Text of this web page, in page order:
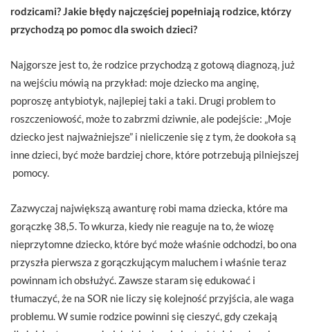
rodzicami? Jakie błędy najczęściej popełniają rodzice, którzy
przychodzą po pomoc dla swoich dzieci?
Najgorsze jest to, że rodzice przychodzą z gotową diagnozą, już
na wejściu mówią na przykład: moje dziecko ma anginę,
poproszę antybiotyk, najlepiej taki a taki. Drugi problem to
roszczeniowość, może to zabrzmi dziwnie, ale podejście: „Moje
dziecko jest najważniejsze” i nieliczenie się z tym, że dookoła są
inne dzieci, być może bardziej chore, które potrzebują pilniejszej
pomocy.
Zazwyczaj największą awanturę robi mama dziecka, które ma
gorączkę 38,5. To wkurza, kiedy nie reaguje na to, że wiozę
nieprzytomne dziecko, które być może właśnie odchodzi, bo ona
przyszła pierwsza z gorączkującym maluchem i właśnie teraz
powinnam ich obsłużyć. Zawsze staram się edukować i
tłumaczyć, że na SOR nie liczy się kolejność przyjścia, ale waga
problemu. W sumie rodzice powinni się cieszyć, gdy czekają